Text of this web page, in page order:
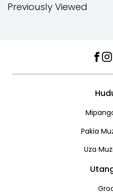
Previously Viewed
Pakia
Uza